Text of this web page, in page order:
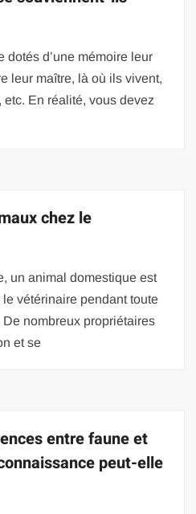
dotés d’une mémoire leur
leur maître, là où ils vivent,
En réalité, vous devez
chez le
un animal domestique est
vétérinaire pendant toute
nombreux propriétaires
et se
entre faune et
peut-elle